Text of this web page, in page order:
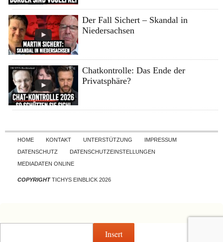
Der Fall Sichert – Skandal in
Niedersachsen
Chatkontrolle: Das Ende der
Privatsphäre?
Skip to content
HOME KONTAKT UNTERSTÜTZUNG
IMPRESSUM
DATENSCHUTZ
DATENSCHUTZEINSTELLUNGEN
MEDIADATEN ONLINE
COPYRIGHTTICHYS EINBLICK 2026
Insert